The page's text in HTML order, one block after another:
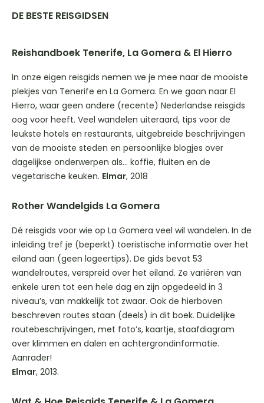
DE BESTE REISGIDSEN
Reishandboek Tenerife, La Gomera & El Hierro
In onze eigen reisgids nemen we je mee naar de mooiste
plekjes van Tenerife en La Gomera. En we gaan naar El
Hierro, waar geen andere (recente) Nederlandse reisgids
oog voor heeft. Veel wandelen uiteraard, tips voor de
leukste hotels en restaurants, uitgebreide beschrijvingen
van de mooiste steden en persoonlijke blogjes over
dagelijkse onderwerpen als… koffie, fluiten en de
vegetarische keuken. Elmar, 2018
Rother Wandelgids La Gomera
Dé reisgids voor wie op La Gomera veel wil wandelen. In de
inleiding tref je (beperkt) toeristische informatie over het
eiland aan (geen logeertips). De gids bevat 53
wandelroutes, verspreid over het eiland. Ze variëren van
enkele uren tot een hele dag en zijn opgedeeld in 3
niveau’s, van makkelijk tot zwaar. Ook de hierboven
beschreven routes staan (deels) in dit boek. Duidelijke
routebeschrijvingen, met foto’s, kaartje, staafdiagram
over klimmen en dalen en achtergrondinformatie.
Aanrader!
Elmar, 2013.